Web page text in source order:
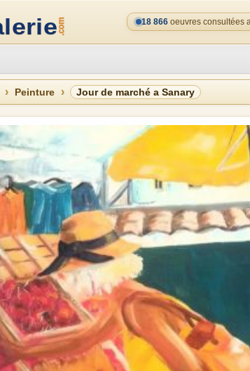
18 866 oeuvres consultées
Peinture Jour de marché a Sanary